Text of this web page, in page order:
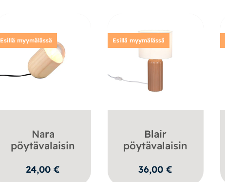
Esillä myymälässä
Nara
pöytävalaisin
24,00€
Esillä myymälässä
Blair
pöytävalaisin
36,00€